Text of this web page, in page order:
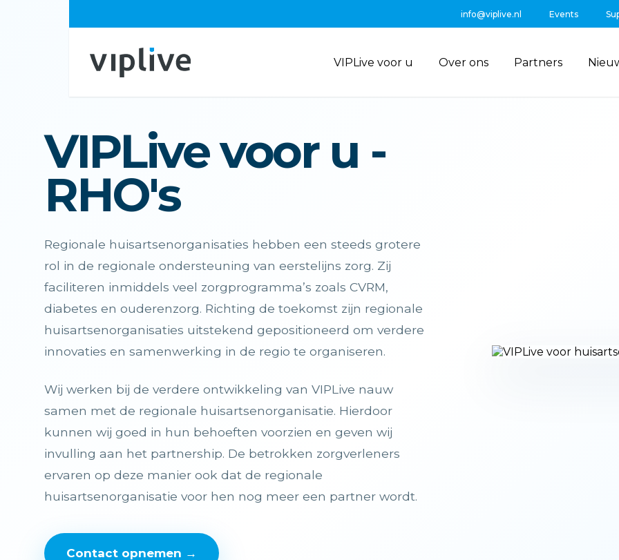
info@viplive.nl Events
VIPLive voor u Over ons Partners
VIPLive voor u -
RHO's
Regionale huisartsenorganisaties hebben een steeds grotere
rol in de regionale ondersteuning van eerstelijns zorg. Zij
faciliteren inmiddels veel zorgprogramma’s zoals CVRM,
diabetes en ouderenzorg. Richting de toekomst zijn regionale
huisartsenorganisaties uitstekend gepositioneerd om verdere
innovaties en samenwerking in de regio te organiseren.
Wij werken bij de verdere ontwikkeling van VIPLive nauw
samen met de regionale huisartsenorganisatie. Hierdoor
kunnen wij goed in hun behoeften voorzien en geven wij
invulling aan het partnership. De betrokken zorgverleners
ervaren op deze manier ook dat de regionale
huisartsenorganisatie voor hen nog meer een partner wordt.
Contact opnemen →